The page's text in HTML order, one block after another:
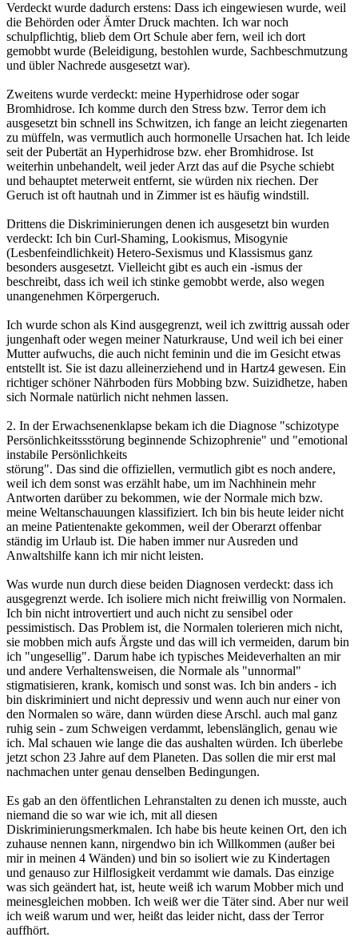
Verdeckt wurde dadurch erstens: Dass ich eingewiesen wurde, weil
die Behörden oder Ämter Druck machten. Ich war noch
schulpflichtig, blieb dem Ort Schule aber fern, weil ich dort
gemobbt wurde (Beleidigung, bestohlen wurde, Sachbeschmutzung
und übler Nachrede ausgesetzt war).
Zweitens wurde verdeckt: meine Hyperhidrose oder sogar
Bromhidrose. Ich komme durch den Stress bzw. Terror dem ich
ausgesetzt bin schnell ins Schwitzen, ich fange an leicht ziegenarten
zu müffeln, was vermutlich auch hormonelle Ursachen hat. Ich leide
seit der Pubertät an Hyperhidrose bzw. eher Bromhidrose. Ist
weiterhin unbehandelt, weil jeder Arzt das auf die Psyche schiebt
und behauptet meterweit entfernt, sie würden nix riechen. Der
Geruch ist oft hautnah und in Zimmer ist es häufig windstill.
Drittens die Diskriminierungen denen ich ausgesetzt bin wurden
verdeckt: Ich bin Curl-Shaming, Lookismus, Misogynie
(Lesbenfeindlichkeit) Hetero-Sexismus und Klassismus ganz
besonders ausgesetzt. Vielleicht gibt es auch ein -ismus der
beschreibt, dass ich weil ich stinke gemobbt werde, also wegen
unangenehmen Körpergeruch.
Ich wurde schon als Kind ausgegrenzt, weil ich zwittrig aussah oder
jungenhaft oder wegen meiner Naturkrause, Und weil ich bei einer
Mutter aufwuchs, die auch nicht feminin und die im Gesicht etwas
entstellt ist. Sie ist dazu alleinerziehend und in Hartz4 gewesen. Ein
richtiger schöner Nährboden fürs Mobbing bzw. Suizidhetze, haben
sich Normale natürlich nicht nehmen lassen.
2. In der Erwachsenenklapse bekam ich die Diagnose "schizotype
Persönlichkeitssstörung beginnende Schizophrenie" und "emotional
instabile Persönlichkeits
störung". Das sind die offiziellen, vermutlich gibt es noch andere,
weil ich dem sonst was erzählt habe, um im Nachhinein mehr
Antworten darüber zu bekommen, wie der Normale mich bzw.
meine Weltanschauungen klassifiziert. Ich bin bis heute leider nicht
an meine Patientenakte gekommen, weil der Oberarzt offenbar
ständig im Urlaub ist. Die haben immer nur Ausreden und
Anwaltshilfe kann ich mir nicht leisten.
Was wurde nun durch diese beiden Diagnosen verdeckt: dass ich
ausgegrenzt werde. Ich isoliere mich nicht freiwillig von Normalen.
Ich bin nicht introvertiert und auch nicht zu sensibel oder
pessimistisch. Das Problem ist, die Normalen tolerieren mich nicht,
sie mobben mich aufs Ärgste und das will ich vermeiden, darum bin
ich "ungesellig". Darum habe ich typisches Meideverhalten an mir
und andere Verhaltensweisen, die Normale als "unnormal"
stigmatisieren, krank, komisch und sonst was. Ich bin anders - ich
bin diskriminiert und nicht depressiv und wenn auch nur einer von
den Normalen so wäre, dann würden diese Arschl. auch mal ganz
ruhig sein - zum Schweigen verdammt, lebenslänglich, genau wie
ich. Mal schauen wie lange die das aushalten würden. Ich überlebe
jetzt schon 23 Jahre auf dem Planeten. Das sollen die mir erst mal
nachmachen unter genau denselben Bedingungen.
Es gab an den öffentlichen Lehranstalten zu denen ich musste, auch
niemand die so war wie ich, mit all diesen
Diskriminierungsmerkmalen. Ich habe bis heute keinen Ort, den ich
zuhause nennen kann, nirgendwo bin ich Willkommen (außer bei
mir in meinen 4 Wänden) und bin so isoliert wie zu Kindertagen
und genauso zur Hilflosigkeit verdammt wie damals. Das einzige
was sich geändert hat, ist, heute weiß ich warum Mobber mich und
meinesgleichen mobben. Ich weiß wer die Täter sind. Aber nur weil
ich weiß warum und wer, heißt das leider nicht, dass der Terror
auffhört.